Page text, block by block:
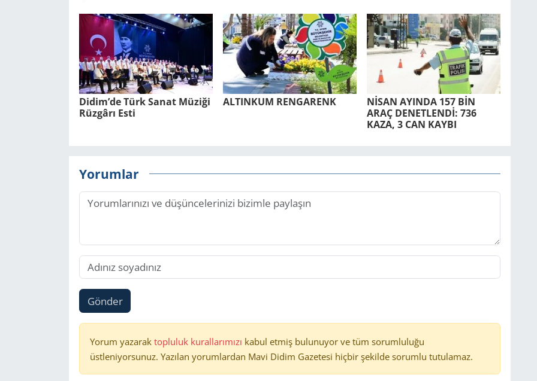
Didim’de Türk Sanat Mü­zi­ği
Rüz­gâ­rı Esti
AL­TIN­KUM REN­GA­RENK
NİSAN AYIN­DA 157 BİN
ARAÇ DE­NET­LENDİ: 736
KAZA, 3 CAN KAYBI
Yorumlar
Gönder
Yorum yazarak topluluk kurallarımızı kabul etmiş bulunuyor ve tüm sorumluluğu
üstleniyorsunuz. Yazılan yorumlardan Mavi Didim Gazetesi hiçbir şekilde sorumlu tutulamaz.